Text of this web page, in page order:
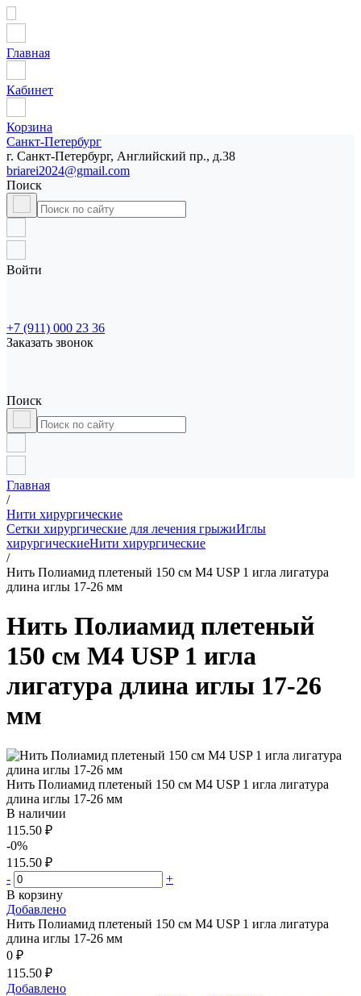
Главная
Кабинет
Корзина
Санкт-Петербург
г. Санкт-Петербург, Английский пр., д.38
briarei2024@gmail.com
Поиск
Войти
+7 (911) 000 23 36
Заказать звонок
Поиск
Главная
/
Нити хирургические
Сетки хирургические для лечения грыжиИглы
хирургическиеНити хирургические
/
Нить Полиамид плетеный 150 см М4 USP 1 игла лигатура
длина иглы 17-26 мм
Нить Полиамид плетеный
150 см М4 USP 1 игла
лигатура длина иглы 17-26
мм
Нить Полиамид плетеный 150 см М4 USP 1 игла лигатура
длина иглы 17-26 мм
В наличии
115.50 ₽
-0%
115.50 ₽
-
+
В корзину
Добавлено
Нить Полиамид плетеный 150 см М4 USP 1 игла лигатура
длина иглы 17-26 мм
0 ₽
115.50 ₽
Добавлено